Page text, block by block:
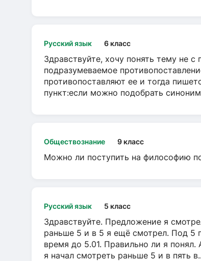
Русский язык 6 класс
Здравствуйте, хочу понять тему не
подразумеваемое
противопоставляют ее и тогда
пункт:если можно подобрать
Обществознание 9 класс
Можно ли поступить на философию
Русский язык 5 класс
Здравствуйте. Предложение я
раньше 5 и в 5 я ещё смотрел. Под 5
время до 5.01. Правильно ли я понял.
я начал смотреть раньше 5 и в пять